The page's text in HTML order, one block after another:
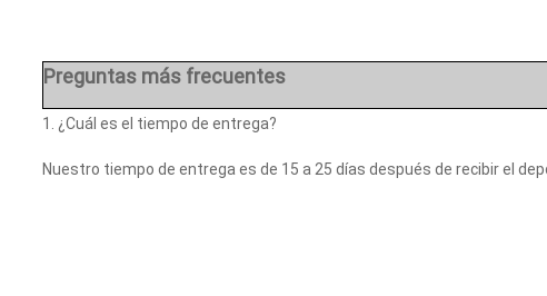
Preguntas más frecuentes
1. ¿Cuál es el tiempo de entrega?
Nuestro tiempo de entrega es de 15 a 25 días después de recibir el